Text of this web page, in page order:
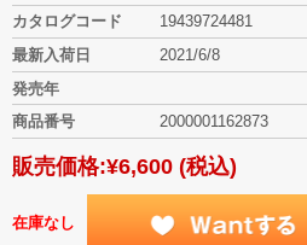
カタログコード
19439724481
最新入荷日
2021/6/8
発売年
商品番号
2000001162873
販売価格:¥6,600 (税込)
在庫なし